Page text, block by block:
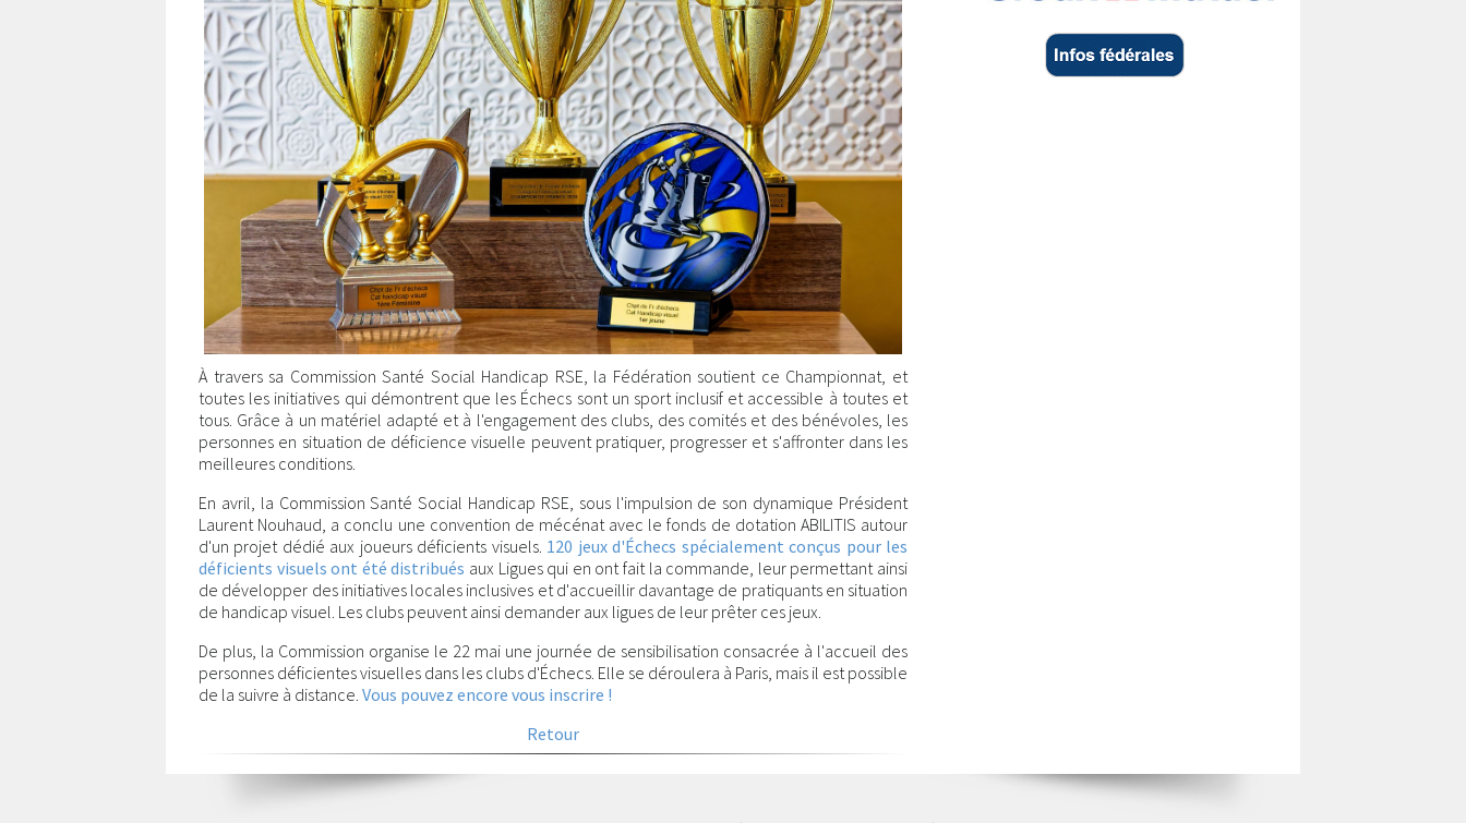
À travers sa Commission Santé Social Handicap RSE, la Fédération soutient ce Championnat, et
toutes les initiatives qui démontrent que les Échecs sont un sport inclusif et accessible à toutes et
tous. Grâce à un matériel adapté et à l'engagement des clubs, des comités et des bénévoles, les
personnes en situation de déficience visuelle peuvent pratiquer, progresser et s'affronter dans les
meilleures conditions.
En avril, la Commission Santé Social Handicap RSE, sous l'impulsion de son dynamique Président
Laurent Nouhaud, a conclu une convention de mécénat avec le fonds de dotation ABILITIS autour
d'un projet dédié aux joueurs déficients visuels. 120 jeux d'Échecs spécialement conçus pour les
déficients visuels ont été distribués aux Ligues qui en ont fait la commande, leur permettant ainsi
de développer des initiatives locales inclusives et d'accueillir davantage de pratiquants en situation
de handicap visuel. Les clubs peuvent ainsi demander aux ligues de leur prêter ces jeux.
De plus, la Commission organise le 22 mai une journée de sensibilisation consacrée à l'accueil des
personnes déficientes visuelles dans les clubs d'Échecs. Elle se déroulera à Paris, mais il est possible
de la suivre à distance. Vous pouvez encore vous inscrire !
Retour